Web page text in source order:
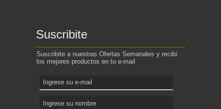
Suscribite
Suscribite a nuestras Ofertas Semanales y recibí
los mejores productos en tu e-mail